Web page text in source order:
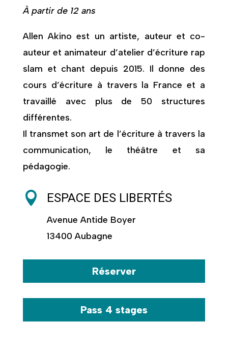
À partir de 12 ans
Allen Akino est un artiste, auteur et co-
auteur et animateur d’atelier d’écriture rap
slam et chant depuis 2015. Il donne des
cours d’écriture à travers la France et a
travaillé avec plus de 50 structures
différentes.
Il transmet son art de l’écriture à travers la
communication, le théâtre et sa
pédagogie.
 ESPACE DES LIBERTÉS
Avenue Antide Boyer
13400 Aubagne
Réserver
Pass 4 stages